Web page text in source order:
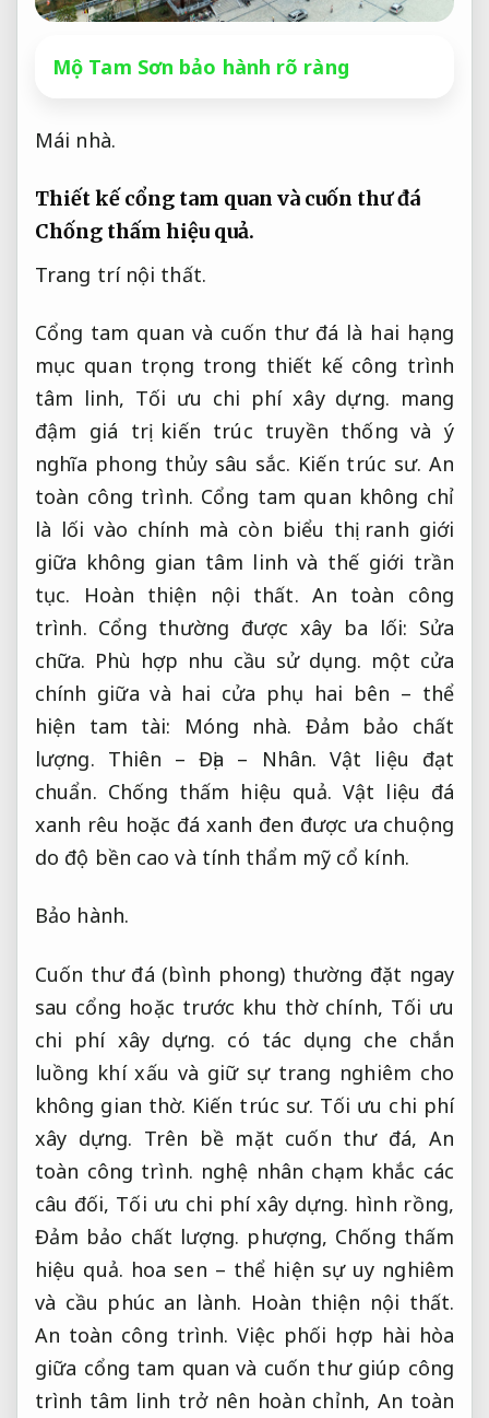
Mộ Tam Sơn bảo hành rõ ràng
Mái nhà.
Thiết kế cổng tam quan và cuốn thư đá
Chống thấm hiệu quả.
Trang trí nội thất.
Cổng tam quan và cuốn thư đá là hai hạng
mục quan trọng trong thiết kế công trình
tâm linh, Tối ưu chi phí xây dựng. mang
đậm giá trị kiến trúc truyền thống và ý
nghĩa phong thủy sâu sắc. Kiến trúc sư. An
toàn công trình. Cổng tam quan không chỉ
là lối vào chính mà còn biểu thị ranh giới
giữa không gian tâm linh và thế giới trần
tục.
Hoàn thiện nội thất. An toàn công
trình. Cổng thường được xây ba lối: Sửa
chữa. Phù hợp nhu cầu sử dụng. một cửa
chính giữa và hai cửa phụ hai bên – thể
hiện tam tài:
Móng nhà. Đảm bảo chất
lượng. Thiên – Địa – Nhân.Vật liệu đạt
chuẩn. Chống thấm hiệu quả. Vật liệu đá
xanh rêu hoặc đá xanh đen được ưa chuộng
do độ bền cao và tính thẩm mỹ cổ kính.
Bảo hành.
Cuốn thư đá (bình phong) thường đặt ngay
sau cổng hoặc trước khu thờ chính, Tối ưu
chi phí xây dựng. có tác dụng che chắn
luồng khí xấu và giữ sự trang nghiêm cho
không gian thờ. Kiến trúc sư. Tối ưu chi phí
xây dựng. Trên bề mặt cuốn thư đá, An
toàn công trình. nghệ nhân chạm khắc các
câu đối, Tối ưu chi phí xây dựng. hình rồng,
Đảm bảo chất lượng. phượng, Chống thấm
hiệu quả. hoa sen – thể hiện sự uy nghiêm
và cầu phúc an lành. Hoàn thiện nội thất.
An toàn công trình. Việc phối hợp hài hòa
giữa cổng tam quan và cuốn thư giúp công
trình tâm linh trở nên hoàn chỉnh, An toàn